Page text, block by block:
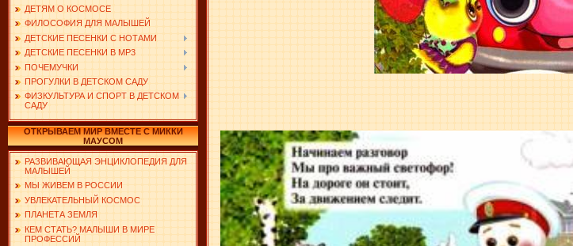
ДЕТЯМ О КОСМОСЕ
ФИЛОСОФИЯ ДЛЯ МАЛЫШЕЙ
ДЕТСКИЕ ПЕСЕНКИ С НОТАМИ
ДЕТСКИЕ ПЕСЕНКИ В MP3
ПОЧЕМУЧКИ
ПРОГУЛКИ В ДЕТСКОМ САДУ
ФИЗКУЛЬТУРА И СПОРТ В ДЕТСКОМ
САДУ
ОТКРЫВАЕМ МИР ВМЕСТЕ С МИККИ
МАУСОМ
РАЗВИВАЮЩАЯ ЭНЦИКЛОПЕДИЯ ДЛЯ
МАЛЫШЕЙ
МЫ ЖИВЕМ В РОССИИ
УВЛЕКАТЕЛЬНЫЙ КОСМОС
ПЛАНЕТА ЗЕМЛЯ
КЕМ СТАТЬ? МАЛЫШИ В МИРЕ
ПРОФЕССИЙ